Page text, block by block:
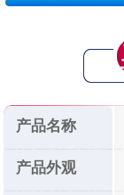
产品名称
产品外观